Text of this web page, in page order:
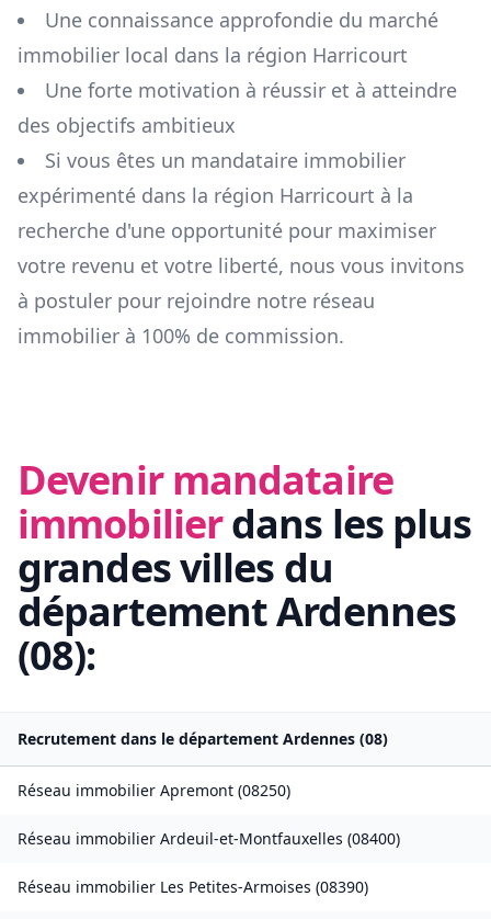
Une connaissance approfondie du marché
immobilier local dans la région Harricourt
Une forte motivation à réussir et à atteindre
des objectifs ambitieux
Si vous êtes un mandataire immobilier
expérimenté dans la région Harricourt à la
recherche d'une opportunité pour maximiser
votre revenu et votre liberté, nous vous invitons
à postuler pour rejoindre notre réseau
immobilier à 100% de commission.
Devenir mandataire
immobilierdans les plus
grandes villes du
départementArdennes
(08):
Recrutement dans le département Ardennes (08)
Réseau immobilier Apremont (08250)
Réseau immobilier Ardeuil-et-Montfauxelles (08400)
Réseau immobilier Les Petites-Armoises (08390)